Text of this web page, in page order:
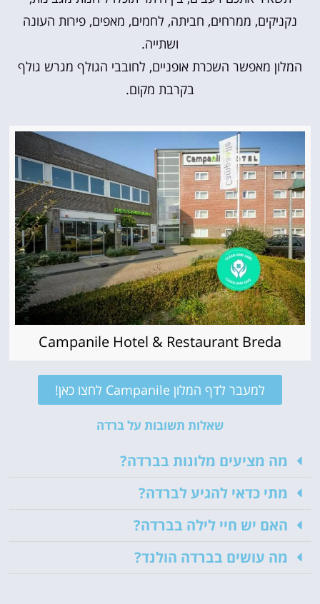
נקניקים, ממרחים, חביתה, לחמים, מאפים, פירות העונה
ושתייה.
המלון מאפשר השכרת אופניים, לחובבי הגולף מגרש גולף
בקרבת מקום.
Campanile Hotel & Restaurant Breda
למעבר לדף המלון Campanile לחצו כאן!
שאלות תשובות על ברדה
מה מציעים מלונות בברדה?
מתי כדאי להגיע לברדה?
האם יש חיי לילה בברדה?
מה עושים בברדה הולנד?